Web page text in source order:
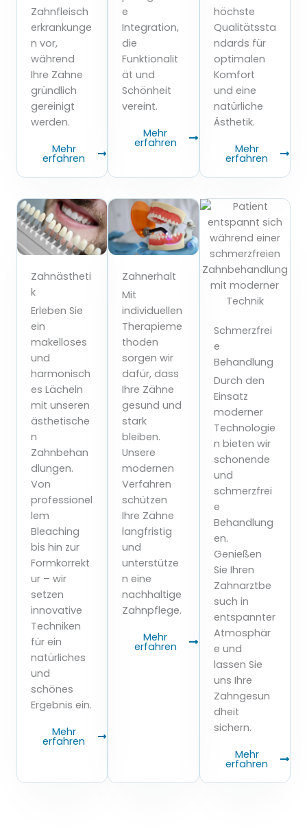
Zahnfleisch
erkrankunge
n vor,
während
Ihre Zähne
gründlich
gereinigt
werden.
Mehr
erfahren
e
Integration,
die
Funktionalit
ät und
Schönheit
vereint.
Mehr
erfahren
höchste
Qualitätssta
ndards für
optimalen
Komfort
und eine
natürliche
Ästhetik.
Mehr
erfahren
Zahnästheti
k
Erleben Sie
ein
makelloses
und
harmonisch
es Lächeln
mit unseren
ästhetische
n
Zahnbehan
dlungen.
Von
professionel
lem
Bleaching
bis hin zur
Formkorrekt
ur – wir
setzen
innovative
Techniken
für ein
natürliches
und
schönes
Ergebnis ein.
Mehr
erfahren
Zahnerhalt
Mit
individuellen
Therapieme
thoden
sorgen wir
dafür, dass
Ihre Zähne
gesund und
stark
bleiben.
Unsere
modernen
Verfahren
schützen
Ihre Zähne
langfristig
und
unterstütze
n eine
nachhaltige
Zahnpflege.
Mehr
erfahren
Schmerzfrei
e
Behandlung
Durch den
Einsatz
moderner
Technologie
n bieten wir
schonende
und
schmerzfrei
e
Behandlung
en.
Genießen
Sie Ihren
Zahnarztbe
such in
entspannter
Atmosphär
e und
lassen Sie
uns Ihre
Zahngesun
dheit
sichern.
Mehr
erfahren